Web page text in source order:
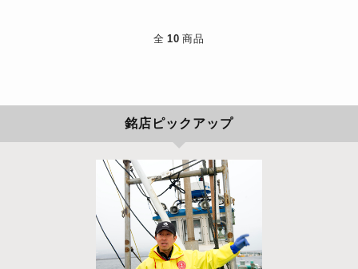
全 10 商品
銘店ピックアップ